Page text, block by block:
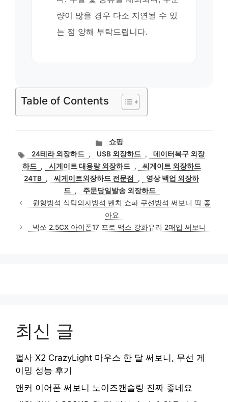
량이 많을 경우 다소 지연될 수 있
는 점 양해 부탁드립니다.
Table of Contents
카
테
고
리
쇼핑
태
그
24테라 외장하드 , USB 외장하드 ,
데이터복구 외장
하드 , 시게이트 대용량 외장하드 ,
씨게이트 외장하드
24TB , 씨게이트외장하드 전문점 ,
영상 백업 외장하
드 ,
주문당일발송 외장하드
원형방석 식탁의자방석 벤치 쇼파 쿠션방석 써보니 딱 좋
아요
빅쏘 2.5CX 아이폰17 프로 맥스 강화유리 2매입 써보니
최신 글
펄사 X2 CrazyLight 마우스 한 달 써보니, 무선 게
이밍 성능 후기
앤커 이어폰 써보니 노이즈캔슬링 진짜 좋네요